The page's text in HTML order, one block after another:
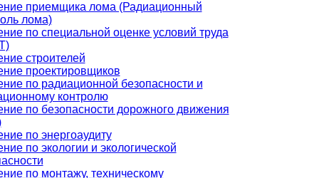
приемщика лома (Радиационный
лома)
по специальной оценке условий труда
строителей
проектировщиков
по радиационной безопасности и
контролю
по безопасности дорожного движения
по энергоаудиту
по экологии и экологической
по монтажу, техническому